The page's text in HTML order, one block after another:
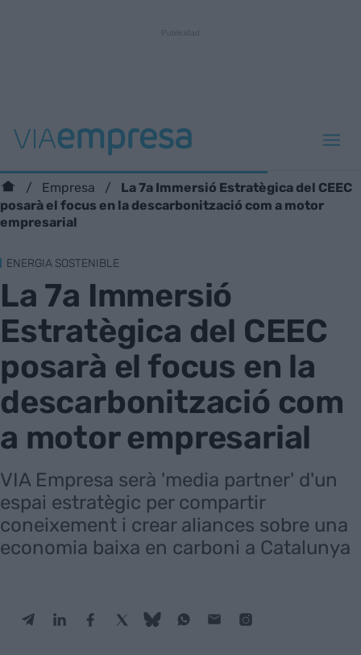
Empresa
La 7a Immersió Estratègica del CEEC
posarà el focus en la descarbonització com a motor
empresarial
ENERGIA SOSTENIBLE
La 7a Immersió
Estratègica del CEEC
posarà el focus en la
descarbonització com
a motor empresarial
VIA Empresa serà 'media partner' d'un
espai estratègic per compartir
coneixement i crear aliances sobre una
economia baixa en carboni a Catalunya